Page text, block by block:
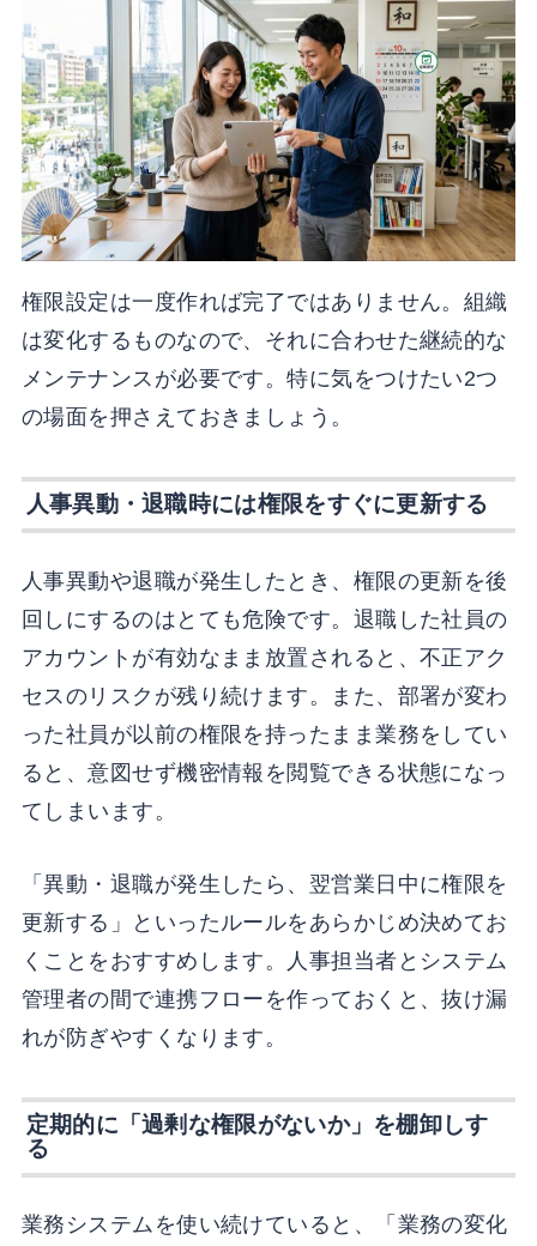
権限設定は一度作れば完了ではありません。組織
は変化するものなので、それに合わせた継続的な
メンテナンスが必要です。特に気をつけたい2つ
の場面を押さえておきましょう。
人事異動・退職時には権限をすぐに更新する
人事異動や退職が発生したとき、権限の更新を後
回しにするのはとても危険です。退職した社員の
アカウントが有効なまま放置されると、不正アク
セスのリスクが残り続けます。また、部署が変わ
った社員が以前の権限を持ったまま業務をしてい
ると、意図せず機密情報を閲覧できる状態になっ
てしまいます。
「異動・退職が発生したら、翌営業日中に権限を
更新する」といったルールをあらかじめ決めてお
くことをおすすめします。人事担当者とシステム
管理者の間で連携フローを作っておくと、抜け漏
れが防ぎやすくなります。
定期的に「過剰な権限がないか」を棚卸しす
る
業務システムを使い続けていると、「業務の変化